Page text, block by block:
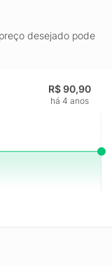
desejado pode
R$ 90,90
há 4 anos